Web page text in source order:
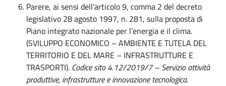
Parere, ai sensi dell’articolo 9, comma 2 del decreto
legislativo 28 agosto 1997, n. 281, sulla proposta di
Piano integrato nazionale per l’energia e il clima.
(SVILUPPO ECONOMICO – AMBIENTE E TUTELA DEL
TERRITORIO E DEL MARE – INFRASTRUTTURE E
TRASPORTI). Codice sito 4.12/2019/7 – Servizio attività
produttive, infrastrutture e innovazione tecnologica.